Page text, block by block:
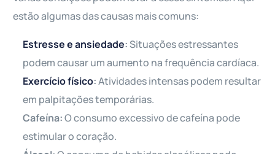
estão algumas das causas mais comuns:
Estresse e ansiedade:Situações estressantes
podem causar um aumento na frequência cardíaca.
Exercício físico:Atividades intensas podem resultar
em palpitações temporárias.
Cafeína:O consumo excessivo de cafeína pode
estimular o coração.